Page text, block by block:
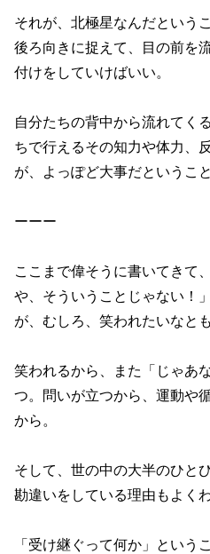
それが、北極星なんだという
後ろ向きに捉えて、目の前を
付けをしていけばいい。
自分たちの背中から流れてく
ちで行えるその知力や体力、
が、よっぽど大事だということ
ーーー
ここまで偉そうに書いてきて
や、そういうことじゃない！
が、むしろ、笑われたいなと
笑われるから、また「じゃあ
つ。問いが立つから、運動や
から。
そして、世の中の大半のひと
勘違いをしている理由もよく
「受け継ぐって何か」という